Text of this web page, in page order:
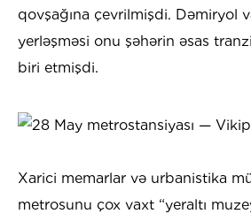
qovşağına çevrilmişdi. Dəmiryol
yerləşməsi onu şəhərin əsas
biri etmişdi.
Xarici memarlar və urbanistika
metrosunu çox vaxt “yeraltı